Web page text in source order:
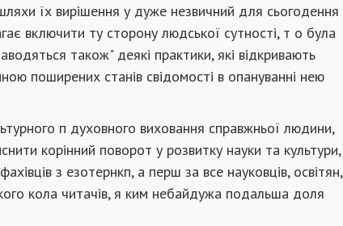
їх вирішення у дуже незвичний для сьогодення
включити ту сторону людської сутності, т о була
також" деякі практики, які відкривають
поширених станів свідомості в опануванні нею
п духовного виховання справжньої людини,
корінний поворот у розвитку науки та культури,
з езотернкп, а перш за все науковців, освітян,
кола читачів, я ким небайдужа подальша доля